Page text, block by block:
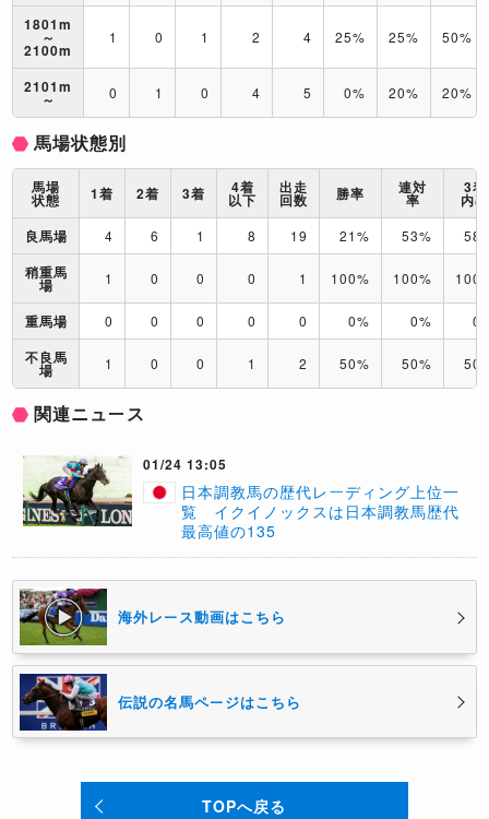
1801m
～
2100m
1 0 1 2 4 25% 25% 50%
2101m
～ 0 1 0 4 5 0% 20% 20%
馬場状態別
馬場
状態 1着 2着 3着 4着
以下
出走
回数 勝率 連対
率
3着
内率
良馬場
4 6 1 8 19 21% 53%
稍重馬
場 1 0 0 0 1 100% 100%
重馬場 0 0 0 0 0 0% 0%
不良馬
場 1 0 0 1 2 50% 50%
関連ニュース
01/24 13:05
日本調教馬の歴代レーディング上位一
覧 イクイノックスは日本調教馬歴代
最高値の135
海外レース動画はこちら
伝説の名馬ページはこちら
TOPへ戻る